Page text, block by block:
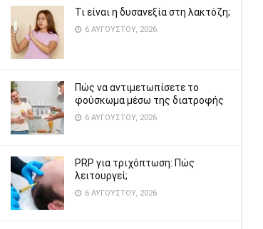
Τι είναι η δυσανεξία στη λακτόζη;
6 ΑΥΓΟΎΣΤΟΥ, 2026
Πώς να αντιμετωπίσετε το
φούσκωμα μέσω της διατροφής
6 ΑΥΓΟΎΣΤΟΥ, 2026
PRP για τριχόπτωση: Πώς
λειτουργεί;
6 ΑΥΓΟΎΣΤΟΥ, 2026